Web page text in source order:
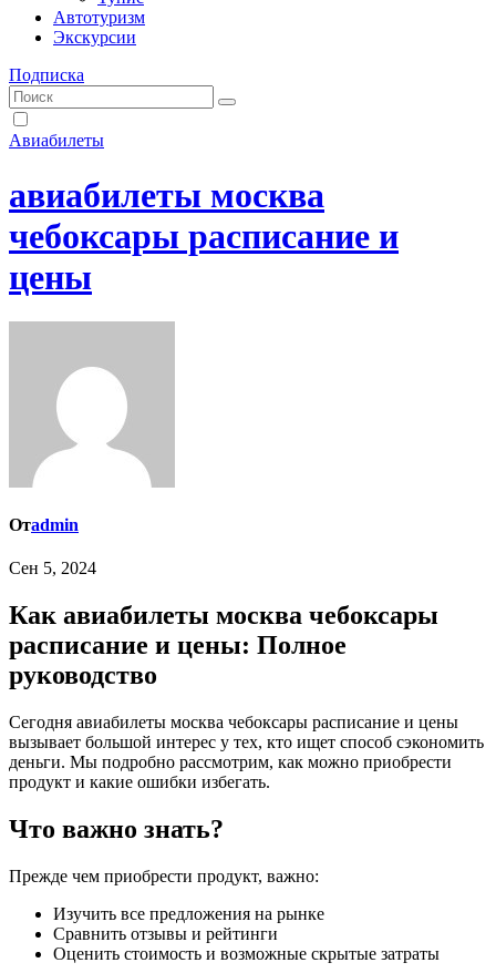
Автотуризм
Экскурсии
Подписка
Авиабилеты
авиабилеты москва
чебоксары расписание и
цены
Отadmin
Сен 5, 2024
Как авиабилеты москва чебоксары
расписание и цены: Полное
руководство
Сегодня авиабилеты москва чебоксары расписание и цены
вызывает большой интерес у тех, кто ищет способ сэкономить
деньги. Мы подробно рассмотрим, как можно приобрести
продукт и какие ошибки избегать.
Что важно знать?
Прежде чем приобрести продукт, важно:
Изучить все предложения на рынке
Сравнить отзывы и рейтинги
Оценить стоимость и возможные скрытые затраты